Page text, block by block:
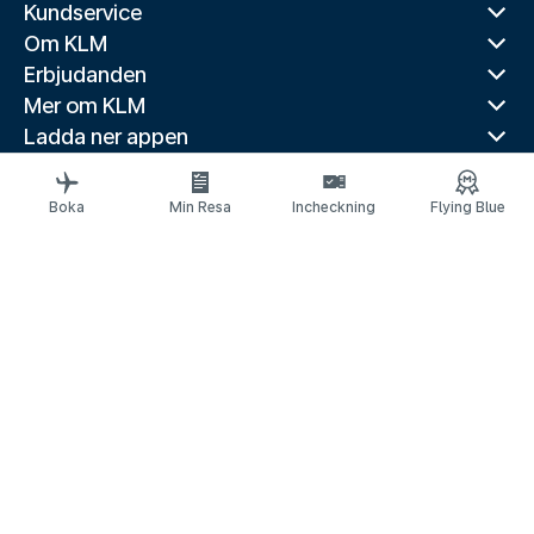
Kundservice
Om KLM
Erbjudanden
Mer om KLM
Ladda ner appen
Relaterade webbplatser
Reseguider
Boka Min Resa Incheckning Flying Blue